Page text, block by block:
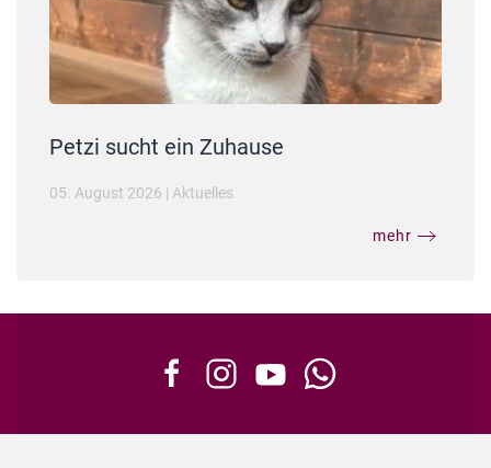
Petzi sucht ein Zuhause
05. August 2026 | Aktuelles
mehr